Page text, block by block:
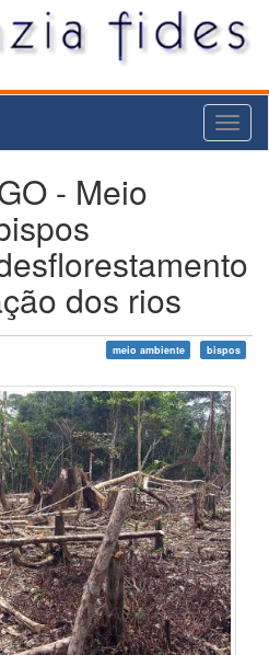
- Meio
dos rios
meio ambiente bispos